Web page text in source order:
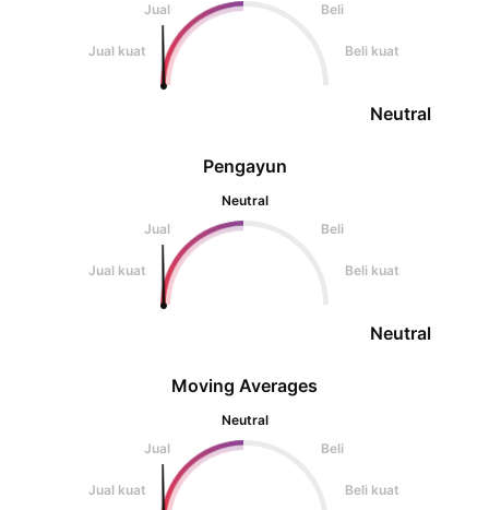
Pengayun
Neutral
Jual
Beli
Jual kuat Beli kuat
Neutral
Jual
Beli
Jual kuat Beli kuat
Neutral
Moving Averages
Neutral
Jual
Beli
Jual kuat Beli kuat